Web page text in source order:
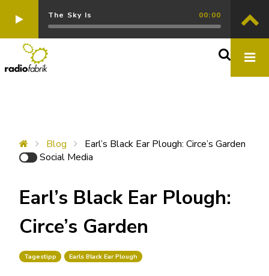
The Sky Is 00:00
Blog
Earl’s Black Ear Plough: Circe’s Garden
Social Media
Earl’s Black Ear Plough:
Circe’s Garden
Tagestipp Earls Black Ear Plough